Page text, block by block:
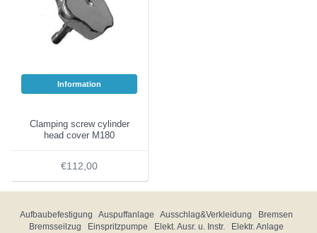
Information
Clamping screw cylinder
head cover M180
€112,00
Aufbaubefestigung Auspuffanlage Ausschlag&Verkleidung
Bremsen
Bremsseilzug
Einspritzpumpe Elekt. Ausr. u. Instr.
Elektr. Anlage